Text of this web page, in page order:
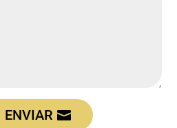
ENVIAR